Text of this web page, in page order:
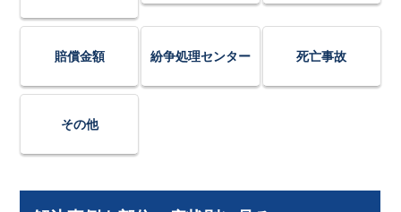
賠償金額 紛争処理センター 死亡事故
その他